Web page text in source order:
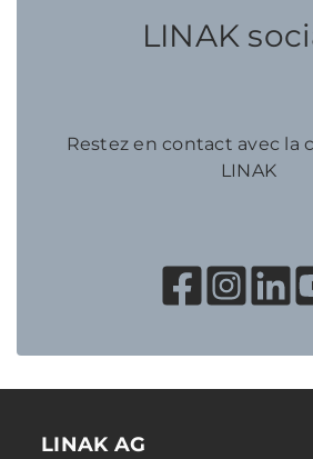
LINAK
Restez en contact avec la
LINAK
LINAK AG